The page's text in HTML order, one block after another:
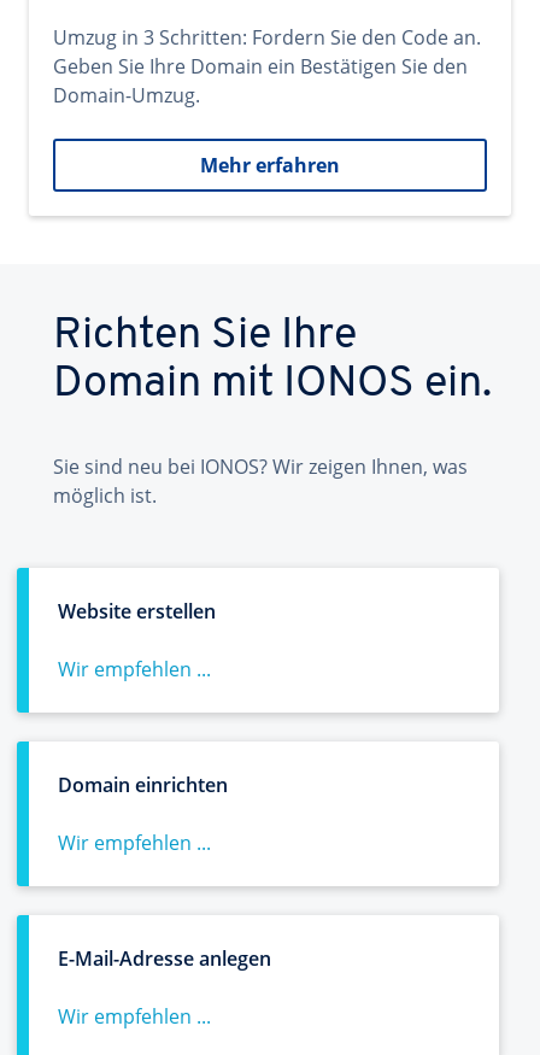
Umzug in 3 Schritten: Fordern Sie den Code an.
Geben Sie Ihre Domain ein Bestätigen Sie den
Domain-Umzug.
Mehr erfahren
Richten Sie Ihre
Domain mit IONOS ein.
Sie sind neu bei IONOS? Wir zeigen Ihnen, was
möglich ist.
Website erstellen
Wir empfehlen ...
Domain einrichten
Wir empfehlen ...
E-Mail-Adresse anlegen
Wir empfehlen ...